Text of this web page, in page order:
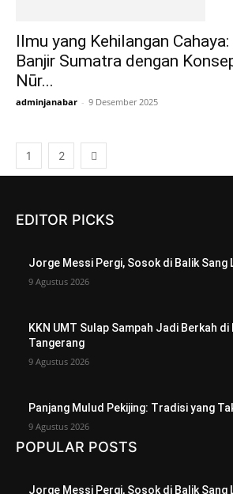
Ilmu yang Kehilangan
Banjir Sumatra dengan
Nūr...
adminjanabar - 9 Desember 2025
1 2
EDITOR PICKS
Jorge Messi Pergi, Sosok di Balik Sang
9 Agustus 2026
KKN UMT Sulap Sampah Jadi Berkah
Tangerang
9 Agustus 2026
Panjang Mulud Pekijing: Tradisi yang
9 Agustus 2026
POPULAR POSTS
Jorge Messi Pergi, Sosok di Balik Sang